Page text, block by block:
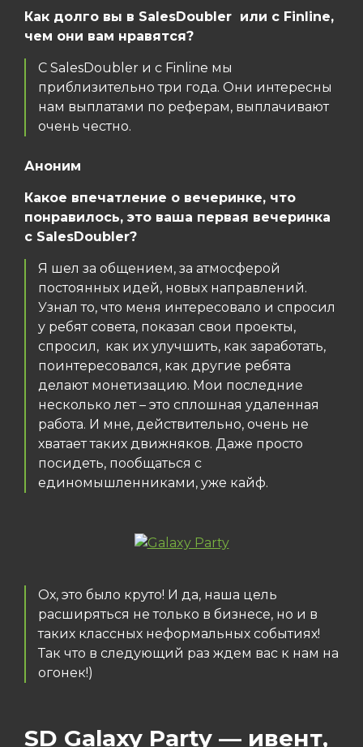
Как долго вы в SalesDoubler или с Finline,
чем они вам нравятся?
С SalesDoubler и с Finline мы
приблизительно три года. Они интересны
нам выплатами по реферам, выплачивают
очень честно.
Аноним
Какое впечатление о вечеринке, что
понравилось, это ваша первая вечеринка
с SalesDoubler?
Я шел за общением, за атмосферой
постоянных идей, новых направлений.
Узнал то, что меня интересовало и спросил
у ребят совета, показал свои проекты,
спросил, как их улучшить, как заработать,
поинтересовался, как другие ребята
делают монетизацию. Мои последние
несколько лет – это сплошная удаленная
работа. И мне, действительно, очень не
хватает таких движняков. Даже просто
посидеть, пообщаться с
единомышленниками, уже кайф.
Ох, это было круто! И да, наша цель
расширяться не только в бизнесе, но и в
таких классных неформальных событиях!
Так что в следующий раз ждем вас к нам на
огонек!)
SD Galaxy Party — ивент,